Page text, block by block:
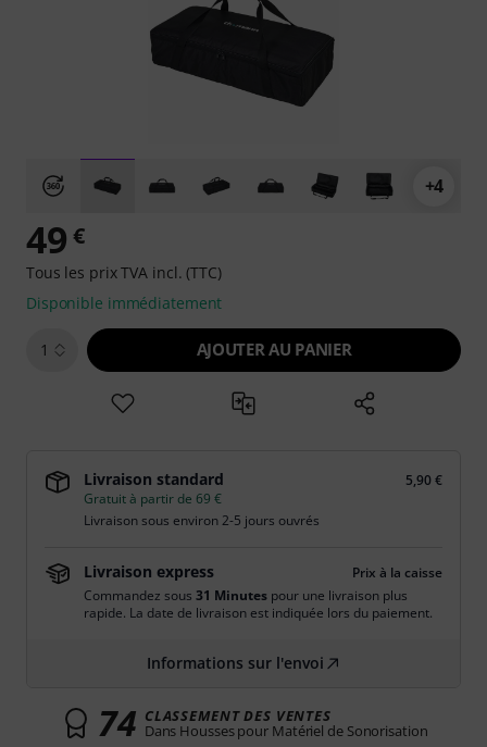
+4
49 €
Tous les prix TVA incl. (TTC)
Disponible immédiatement
1 AJOUTER AU PANIER
Livraison standard
5,90 €
Gratuit à partir de 69 €
Livraison sous environ 2-5 jours ouvrés
Livraison express
Prix à la caisse
Commandez sous 31 Minutes pour une livraison plus
rapide. La date de livraison est indiquée lors du paiement.
Informations sur l'envoi
74 CLASSEMENT DES VENTES
Dans Housses pour Matériel de Sonorisation